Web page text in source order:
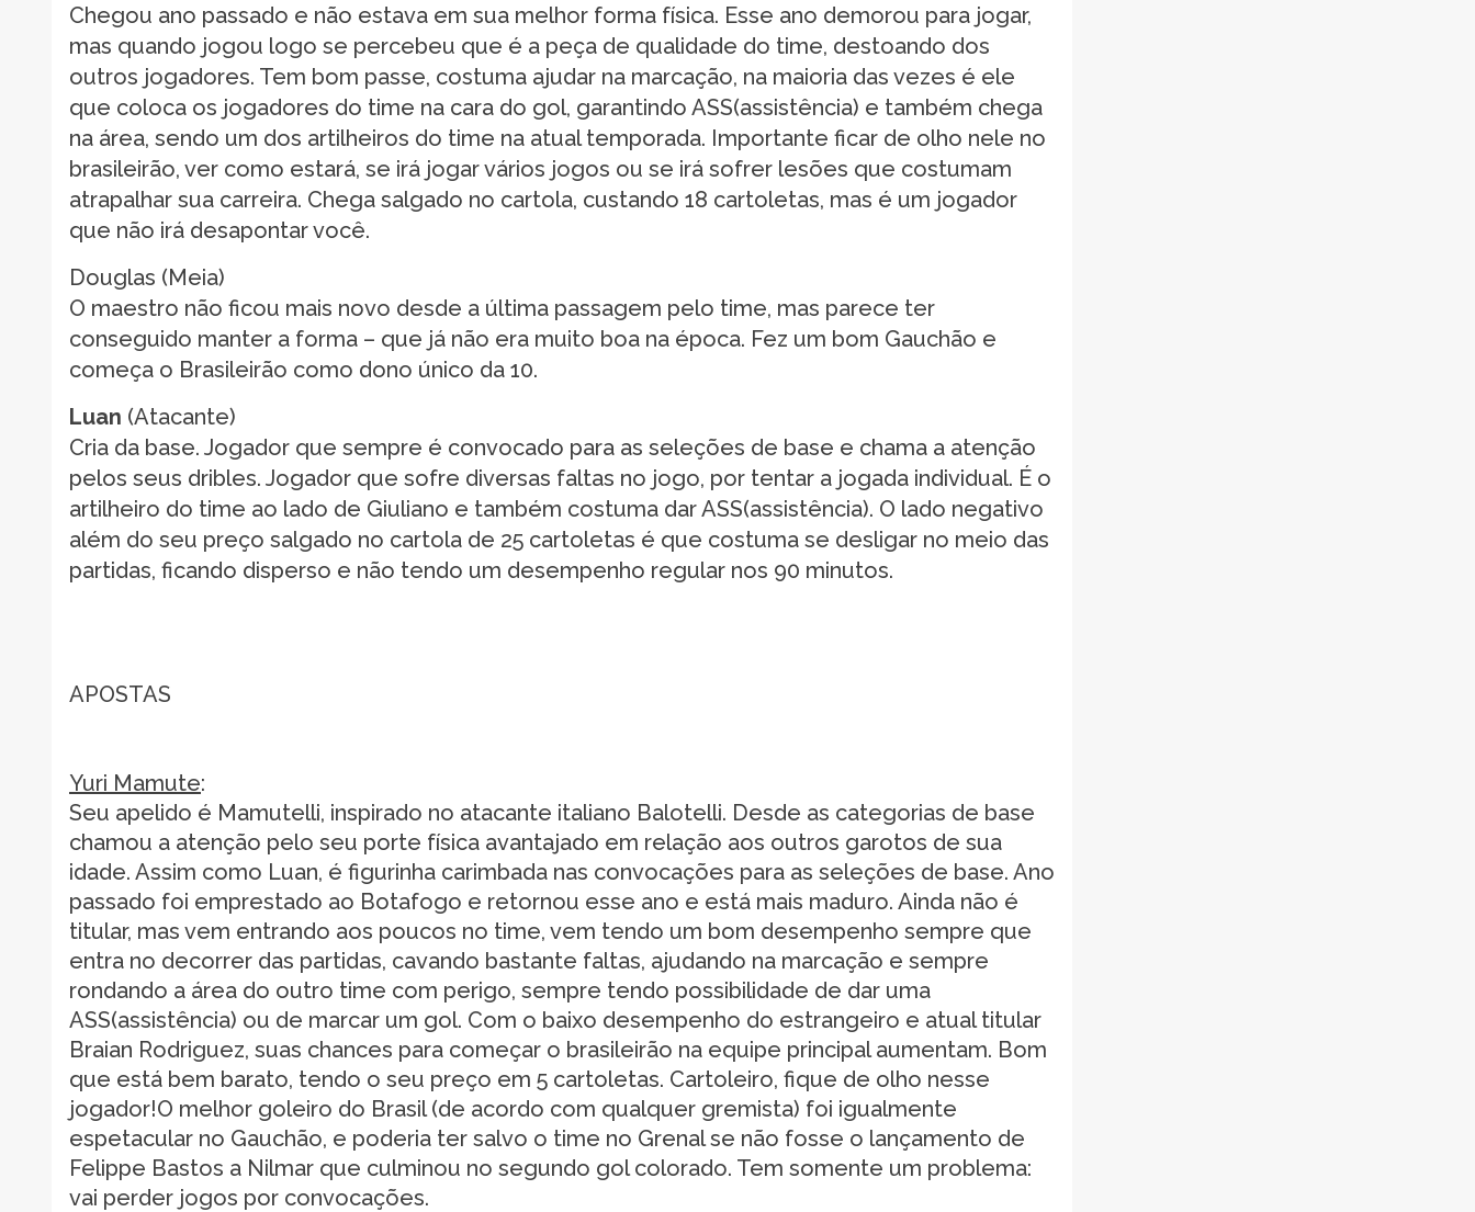
Chegou ano passado e não estava em sua melhor forma física. Esse ano demorou para jogar,
mas quando jogou logo se percebeu que é a peça de qualidade do time, destoando dos
outros jogadores. Tem bom passe, costuma ajudar na marcação, na maioria das vezes é ele
que coloca os jogadores do time na cara do gol, garantindo ASS(assistência) e também chega
na área, sendo um dos artilheiros do time na atual temporada. Importante ficar de olho nele no
brasileirão, ver como estará, se irá jogar vários jogos ou se irá sofrer lesões que costumam
atrapalhar sua carreira. Chega salgado no cartola, custando 18 cartoletas, mas é um jogador
que não irá desapontar você.
Douglas (Meia)
O maestro não ficou mais novo desde a última passagem pelo time, mas parece ter
conseguido manter a forma – que já não era muito boa na época. Fez um bom Gauchão e
começa o Brasileirão como dono único da 10.
Luan (Atacante)
Cria da base. Jogador que sempre é convocado para as seleções de base e chama a atenção
pelos seus dribles. Jogador que sofre diversas faltas no jogo, por tentar a jogada individual. É o
artilheiro do time ao lado de Giuliano e também costuma dar ASS(assistência). O lado negativo
além do seu preço salgado no cartola de 25 cartoletas é que costuma se desligar no meio das
partidas, ficando disperso e não tendo um desempenho regular nos 90 minutos.
APOSTAS
Yuri Mamute:
Seu apelido é Mamutelli, inspirado no atacante italiano Balotelli. Desde as categorias de base
chamou a atenção pelo seu porte física avantajado em relação aos outros garotos de sua
idade. Assim como Luan, é figurinha carimbada nas convocações para as seleções de base. Ano
passado foi emprestado ao Botafogo e retornou esse ano e está mais maduro. Ainda não é
titular, mas vem entrando aos poucos no time, vem tendo um bom desempenho sempre que
entra no decorrer das partidas, cavando bastante faltas, ajudando na marcação e sempre
rondando a área do outro time com perigo, sempre tendo possibilidade de dar uma
ASS(assistência) ou de marcar um gol. Com o baixo desempenho do estrangeiro e atual titular
Braian Rodriguez, suas chances para começar o brasileirão na equipe principal aumentam. Bom
que está bem barato, tendo o seu preço em 5 cartoletas. Cartoleiro, fique de olho nesse
jogador!O melhor goleiro do Brasil (de acordo com qualquer gremista) foi igualmente
espetacular no Gauchão, e poderia ter salvo o time no Grenal se não fosse o lançamento de
Felippe Bastos a Nilmar que culminou no segundo gol colorado. Tem somente um problema:
vai perder jogos por convocações.